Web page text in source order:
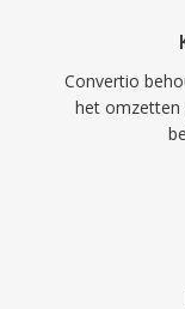
Convertio
het omzetten